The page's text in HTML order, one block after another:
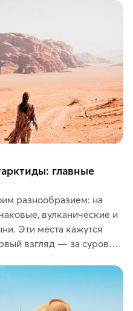
предметы интерьера
главные
разнообразием: на
вулканические и
Эти места кажутся
взгляд — за суровой
дарят одни из самых